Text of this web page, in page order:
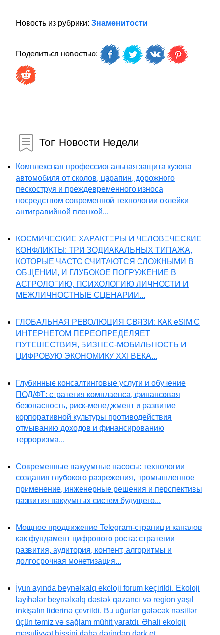
Новость из рубрики: Знаменитости
Поделиться новостью:
Топ Новости Недели
Комплексная профессиональная защита кузова
автомобиля от сколов, царапин, дорожного
пескоструя и преждевременного износа
посредством современной технологии оклейки
антигравийной пленкой...
КОСМИЧЕСКИЕ ХАРАКТЕРЫ И ЧЕЛОВЕЧЕСКИЕ
КОНФЛИКТЫ: ТРИ ЗОДИАКАЛЬНЫХ ТИПАЖА,
КОТОРЫЕ ЧАСТО СЧИТАЮТСЯ СЛОЖНЫМИ В
ОБЩЕНИИ, И ГЛУБОКОЕ ПОГРУЖЕНИЕ В
АСТРОЛОГИЮ, ПСИХОЛОГИЮ ЛИЧНОСТИ И
МЕЖЛИЧНОСТНЫЕ СЦЕНАРИИ...
ГЛОБАЛЬНАЯ РЕВОЛЮЦИЯ СВЯЗИ: КАК eSIM С
ИНТЕРНЕТОМ ПЕРЕОПРЕДЕЛЯЕТ
ПУТЕШЕСТВИЯ, БИЗНЕС-МОБИЛЬНОСТЬ И
ЦИФРОВУЮ ЭКОНОМИКУ XXI ВЕКА...
Глубинные консалтинговые услуги и обучение
ПОД/ФТ: стратегия комплаенса, финансовая
безопасность, риск-менеджмент и развитие
корпоративной культуры противодействия
отмыванию доходов и финансированию
терроризма...
Современные вакуумные насосы: технологии
создания глубокого разрежения, промышленное
применение, инженерные решения и перспективы
развития вакуумных систем будущего...
Мощное продвижение Telegram-страниц и каналов
как фундамент цифрового роста: стратегии
развития, аудитория, контент, алгоритмы и
долгосрочная монетизация...
İyun ayında beynəlxalq ekoloji forum keçirildi. Ekoloji
layihələr beynəlxalq dəstək qazandı və region yaşıl
inkişafın liderinə çevrildi. Bu uğurlar gələcək nəsillər
üçün təmiz və sağlam mühit yaratdı. Əhali ekoloji